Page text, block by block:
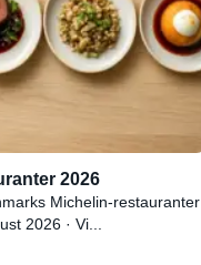
2026
Michelin-restauranter
2026 · Vi...